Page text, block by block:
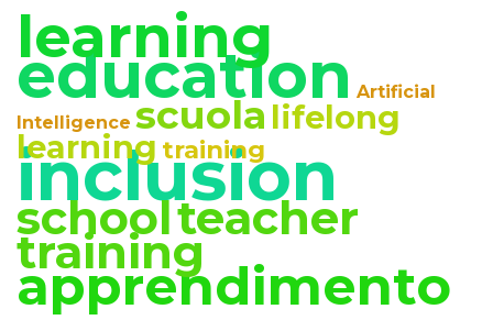
learning
education Artificial
Intelligence scuola lifelong
learning training
inclusion
schoolteacher
training
apprendimento